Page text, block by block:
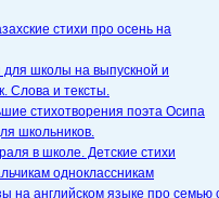
стихи про осень на
для школы на выпускной и
Слова и тексты.
стихотворения поэта Осипа
школьников.
в школе. Детские стихи
одноклассникам
на английском языке про семью